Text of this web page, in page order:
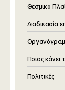
Θεσμικό
Διαδικασία
Ποιος κάνει
Πολιτικές